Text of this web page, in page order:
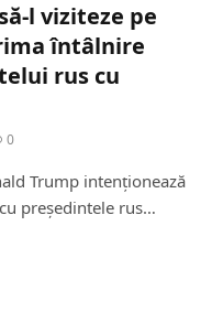
l viziteze pe
întâlnire
rus cu
0
Trump intenționează
președintele rus…